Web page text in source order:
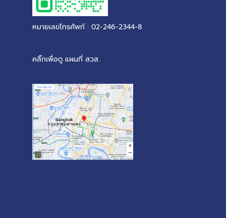
หมายเลขโทรศัพท์ : 02-246-2344-8
คลิ๊กเพื่อดู แผนที่ สวส.